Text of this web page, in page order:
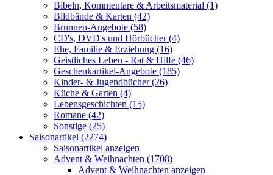
Bibeln, Kommentare & Arbeitsmaterial (1)
Bildbände & Karten (42)
Brunnen-Angebote (58)
CD's, DVD's und Hörbücher (4)
Ehe, Familie & Erziehung (16)
Geistliches Leben - Rat & Hilfe (46)
Geschenkartikel-Angebote (185)
Kinder- & Jugendbücher (26)
Küche & Garten (4)
Lebensgeschichten (15)
Romane (42)
Sonstige (25)
Saisonartikel (2274)
Saisonartikel anzeigen
Advent & Weihnachten (1708)
Advent & Weihnachten anzeigen